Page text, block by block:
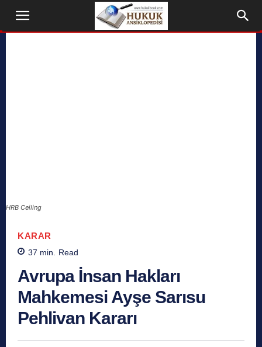
HRB Ceiling
KARAR
37 min. Read
Avrupa İnsan Hakları
Mahkemesi Ayşe Sarısu
Pehlivan Kararı